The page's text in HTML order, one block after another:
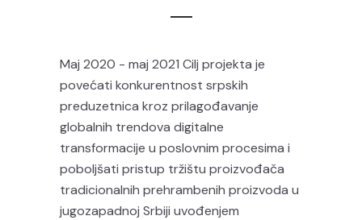
Maj 2020 - maj 2021 Cilj projekta je
povećati konkurentnost srpskih
preduzetnica kroz prilagođavanje
globalnih trendova digitalne
transformacije u poslovnim procesima i
poboljšati pristup tržištu proizvođača
tradicionalnih prehrambenih proizvoda u
jugozapadnoj Srbiji uvođenjem